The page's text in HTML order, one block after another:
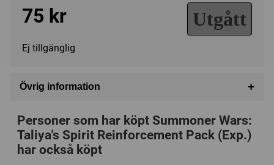
75 kr Utgått
Ej tillgänglig
Övrig information +
Serie: Summoner Wars
Kategori:
Fantasy , Rutsystem
Hand
management ,Variabla spelare
Personer som har köpt Summoner Wars:
Taliya's Spirit Reinforcement Pack (Exp.)
har också köpt